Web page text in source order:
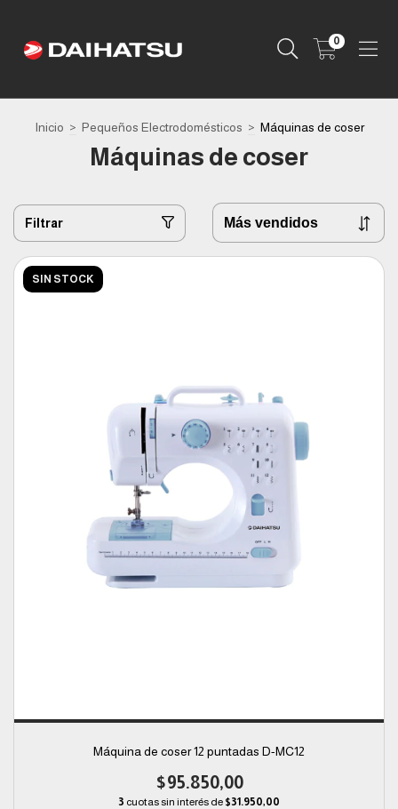
0
Inicio > Pequeños Electrodomésticos > Máquinas de coser
Máquinas de coser
Filtrar
SIN STOCK
Máquina de coser 12 puntadas D-MC12
$95.850,00
3 cuotas sin interés de $31.950,00